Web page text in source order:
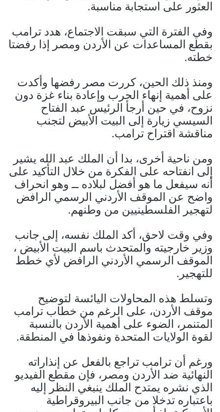
العثور على استجابة مناسبة.
وفي الفترة التي سبقت الاجتماع، هدد ترامب
بقطع المساعدات عن الأردن ومصر إذا رفضتا
خطته.
ومنذ ذلك الحين، كررت مصر رفضها وأكدت
على أهمية إنهاء الحرب وإعادة بناء غزة دون
نزوح، في حين أرجأ الرئيس عبد الفتاح
السيسي زيارة إلى البيت الأبيض لتجنب
مناقشة اقتراح ترامب.
ومن ناحية أخرى، بدا أن الملك عبد الله يشير
إلى انفتاحه على الفكرة من خلال التأكيد على
أنه سيفعل ما هو أفضل لبلاده ــ وهو انحراف
واضح عن الموقف الأردني الرسمي الرافض
لتهجير الفلسطينيين من وطنهم.
وفي وقت لاحق، أكد الملك نفسه، إلى جانب
وزير خارجيته والمتحدث باسم البيت الأبيض ،
الموقف الرسمي الأردني الرافض لأي خطط
للتهجير.
وتسلط هذه المحاولات اليائسة لتوضيح
موقف الأردن، على الرغم من خطاب ترامب
المتنمر، الضوء على أهمية الأردن بالنسبة
لقوة الولايات المتحدة ونفوذها في المنطقة.
ورغم أن ترامب تراجع بالفعل عن إنذاراته
النهائية ضد الأردن ومصر، فإن مقطع الفيديو
الذي نشره يمتدح الملك ينبغي النظر إليه
باعتباره تدخلا من جانب البيروقراطية